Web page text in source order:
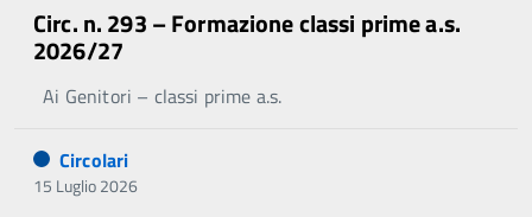
Circ. n. 293 – Formazione classi prime a.s.
2026/27
Ai Genitori – classi prime a.s.
Circolari
15 Luglio 2026